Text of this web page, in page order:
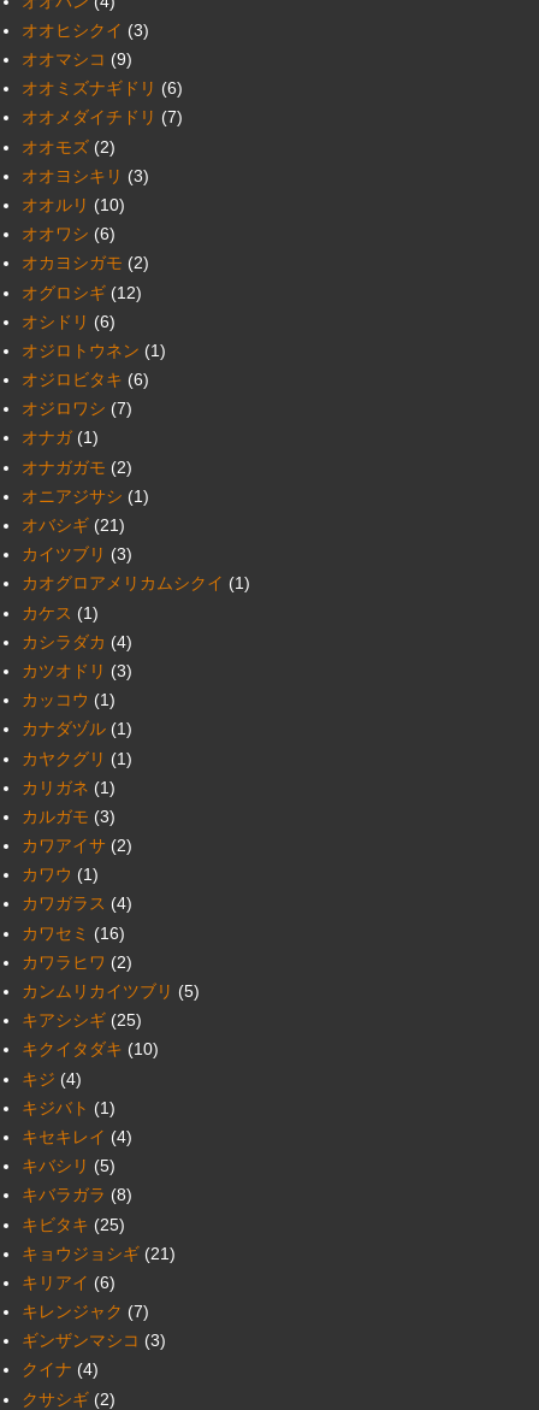
オオヒシクイ (3)
オオマシコ (9)
オオミズナギドリ (6)
オオメダイチドリ (7)
オオモズ (2)
オオヨシキリ (3)
オオルリ (10)
オオワシ (6)
オカヨシガモ (2)
オグロシギ (12)
オシドリ (6)
オジロトウネン (1)
オジロビタキ (6)
オジロワシ (7)
オナガ (1)
オナガガモ (2)
オニアジサシ (1)
オバシギ (21)
カイツブリ (3)
カオグロアメリカムシクイ (1)
カケス (1)
カシラダカ (4)
カツオドリ (3)
カッコウ (1)
カナダヅル (1)
カヤクグリ (1)
カリガネ (1)
カルガモ (3)
カワアイサ (2)
カワウ (1)
カワガラス (4)
カワセミ (16)
カワラヒワ (2)
カンムリカイツブリ (5)
キアシシギ (25)
キクイタダキ (10)
キジ (4)
キジバト (1)
キセキレイ (4)
キバシリ (5)
キバラガラ (8)
キビタキ (25)
キョウジョシギ (21)
キリアイ (6)
キレンジャク (7)
ギンザンマシコ (3)
クイナ (4)
クサシギ (2)